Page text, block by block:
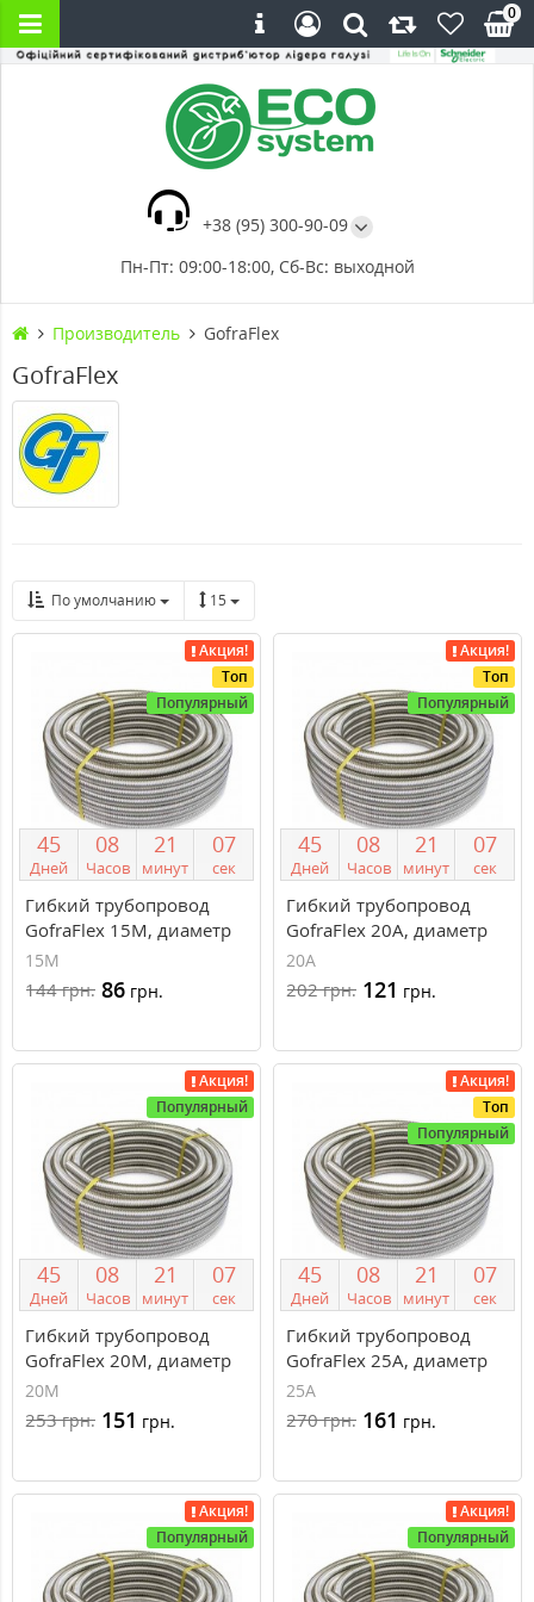
+38 (95) 300-90-09
Пн-Пт: 09:00-18:00, Сб-Вс: выходной
0
Производитель GofraFlex
GofraFlex
По умолчанию 15
Акция!
Топ
Популярный
45
Дней
08
Часов
21
минут
07
сек
Гибкий трубопровод
GofraFlex 15М, диаметр
15 мм
15М
144грн. 86 грн.
Акция!
Топ
Популярный
45
Дней
08
Часов
21
минут
07
сек
Гибкий трубопровод
GofraFlex 20A, диаметр
20 мм
20A
202грн. 121 грн.
Акция!
Популярный
45
Дней
08
Часов
21
минут
07
сек
Гибкий трубопровод
GofraFlex 20М, диаметр
20 мм
20М
253грн. 151 грн.
Акция!
Топ
Популярный
45
Дней
08
Часов
21
минут
07
сек
Гибкий трубопровод
GofraFlex 25A, диаметр
25 мм
25A
270грн. 161 грн.
Акция!
Популярный
Акция!
Популярный